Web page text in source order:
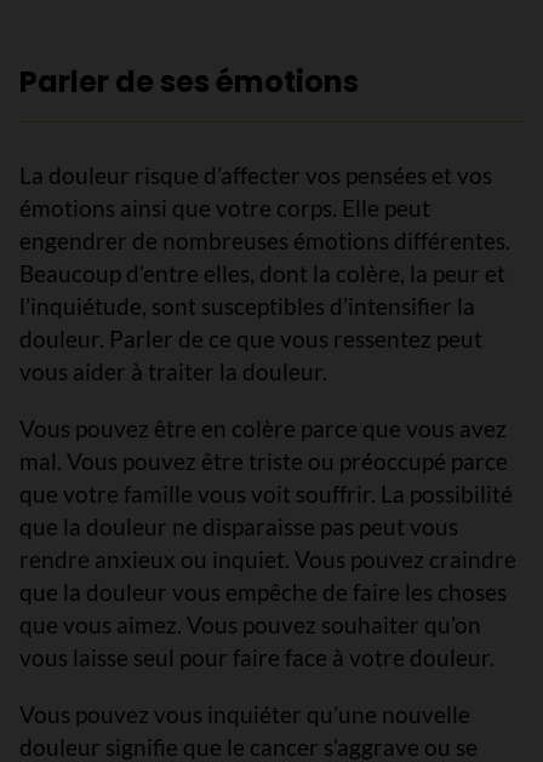
Parler de ses émotions
La douleur risque d’affecter vos pensées et vos
émotions ainsi que votre corps. Elle peut
engendrer de nombreuses émotions différentes.
Beaucoup d’entre elles, dont la colère, la peur et
l’inquiétude, sont susceptibles d’intensifier la
douleur. Parler de ce que vous ressentez peut
vous aider à traiter la douleur.
Vous pouvez être en colère parce que vous avez
mal. Vous pouvez être triste ou préoccupé parce
que votre famille vous voit souffrir. La possibilité
que la douleur ne disparaisse pas peut vous
rendre anxieux ou inquiet. Vous pouvez craindre
que la douleur vous empêche de faire les choses
que vous aimez. Vous pouvez souhaiter qu’on
vous laisse seul pour faire face à votre douleur.
Vous pouvez vous inquiéter qu’une nouvelle
douleur signifie que le cancer s’aggrave ou se